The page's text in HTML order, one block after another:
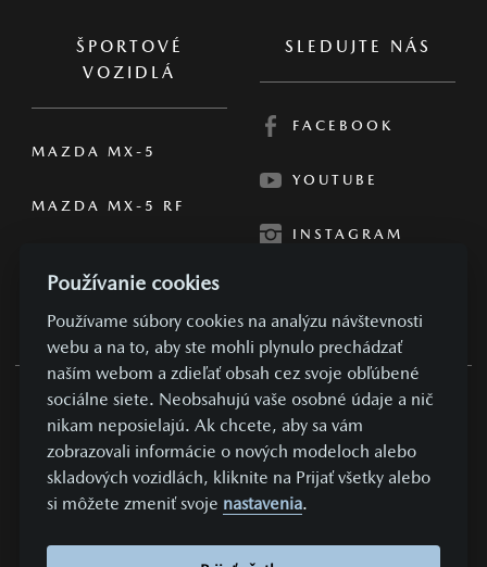
ŠPORTOVÉ
VOZIDLÁ
MAZDA MX-5
MAZDA MX-5 RF
SLEDUJTE NÁS
FACEBOOK
YOUTUBE
INSTAGRAM
OBCHODNÉ PODMIENKY
SÚKROMIE A OSOBNÉ ÚDAJE
NASTAVENIE COOKIES
Používanie cookies
Používame súbory cookies na analýzu návštevnosti
webu a na to, aby ste mohli plynulo prechádzať
naším webom a zdieľať obsah cez svoje obľúbené
sociálne siete. Neobsahujú vaše osobné údaje a nič
nikam neposielajú. Ak chcete, aby sa vám
zobrazovali informácie o nových modeloch alebo
skladových vozidlách, kliknite na Prijať všetky alebo
si môžete zmeniť svoje nastavenia.